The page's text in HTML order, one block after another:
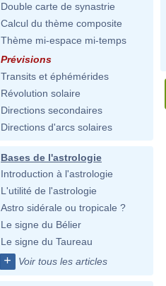
Double carte de synastrie
Calcul du thème composite
Thème mi-espace mi-temps
Prévisions
Transits et éphémérides
Révolution solaire
Directions secondaires
Directions d'arcs solaires
Bases de l'astrologie
Introduction à l'astrologie
L'utilité de l'astrologie
Astro sidérale ou tropicale ?
Le signe du Bélier
Le signe du Taureau
+ Voir tous les articles